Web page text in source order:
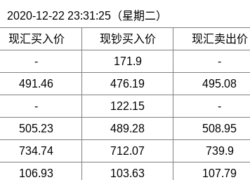
12-22 23:31:25（星期二）
现汇买入价 现钞买入价 现汇卖出价
- 171.9 -
491.46 476.19 495.08
- 122.15 -
505.23 489.28 508.95
734.74 712.07 739.9
106.93 103.63 107.79